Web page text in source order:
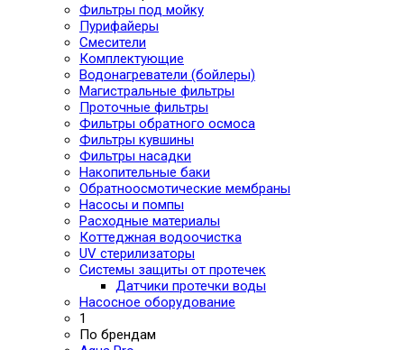
Фильтры под мойку
Пурифайеры
Смесители
Комплектующие
Водонагреватели (бойлеры)
Магистральные фильтры
Проточные фильтры
Фильтры обратного осмоса
Фильтры кувшины
Фильтры насадки
Накопительные баки
Обратноосмотические мембраны
Насосы и помпы
Расходные материалы
Коттеджная водоочистка
UV стерилизаторы
Системы защиты от протечек
Датчики протечки воды
Насосное оборудование
1
По брендам